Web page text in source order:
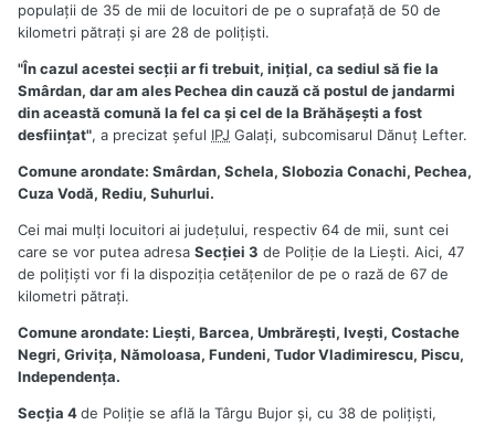
populaţii de 35 de mii de locuitori de pe o suprafaţă de 50 de
kilometri pătraţi şi are 28 de poliţişti.
"În cazul acestei secţii ar fi trebuit, iniţial, ca sediul să fie la
Smârdan, dar am ales Pechea din cauză că postul de jandarmi
din această comună la fel ca şi cel de la Brăhăşeşti a fost
desfiinţat", a precizat şeful IPJ Galaţi, subcomisarul Dănuţ Lefter.
Comune arondate: Smârdan, Schela, Slobozia Conachi, Pechea,
Cuza Vodă, Rediu, Suhurlui.
Cei mai mulţi locuitori ai judeţului, respectiv 64 de mii, sunt cei
care se vor putea adresa Secţiei 3 de Poliţie de la Lieşti. Aici, 47
de poliţişti vor fi la dispoziţia cetăţenilor de pe o rază de 67 de
kilometri pătraţi.
Comune arondate: Lieşti, Barcea, Umbrăreşti, Iveşti, Costache
Negri, Griviţa, Nămoloasa, Fundeni, Tudor Vladimirescu, Piscu,
Independenţa.
Secţia 4de Poliţie se află la Târgu Bujor şi, cu 38 de poliţişti,